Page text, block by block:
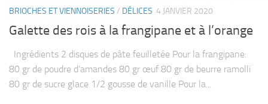
BRIOCHES ET VIENNOISERIES / DÉLICES 4 JANVIER 2020
Galette des rois à la frangipane et à l’orange
Ingrédients 2 disques de pâte feuilletée Pour la frangipane:
80 gr de poudre d’amandes 80 gr œuf 80 gr de beurre ramolli
80 gr de sucre glace 1/2 gousse de vanille Pour la...